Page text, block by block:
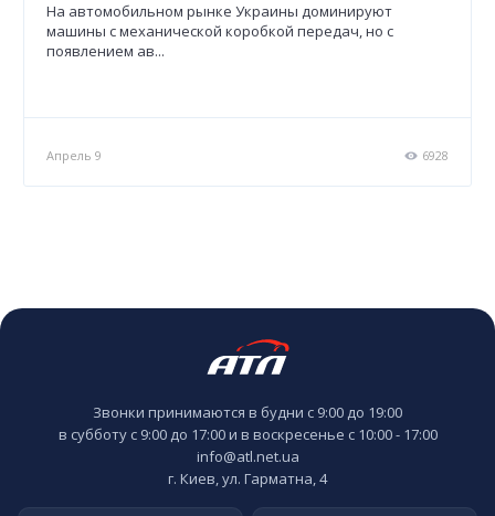
На автомобильном рынке Украины доминируют
машины с механической коробкой передач, но с
появлением ав...
Апрель 9 6928
Звонки принимаются в будни с 9:00 до 19:00
в субботу с 9:00 до 17:00 и в воскресенье с 10:00 - 17:00
info@atl.net.ua
г. Киев, ул. Гарматна, 4